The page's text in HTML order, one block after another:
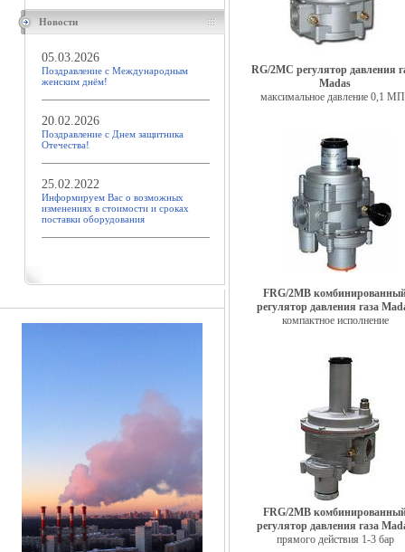
Новости
05.03.2026
Поздравление с Международным
женским днём!
20.02.2026
Поздравление с Днем защитника
Отечества!
25.02.2022
Информируем Вас о возможных
изменениях в стоимости и сроках
поставки оборудования
RG/2MC регулятор давления
Madas
максимальное давление 0,1
FRG/2MB
регулятор давления газа
компактное исполнение
FRG/2MB
регулятор давления газа
прямого действия 1-3 бар